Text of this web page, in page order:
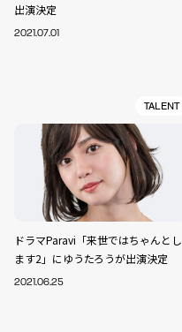
出演決定
2021.07.01
TALENT
ドラマParavi「来世ではちゃんとし
ます2」にゆうたろうが出演決定
2021.06.25